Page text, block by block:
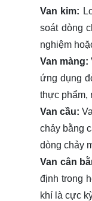
Van kim:
soát dòng
nghiệm
Van màng:
ứng dụng
thực phẩm,
Van cầu:
chảy bằng
dòng chảy
Van cân
định trong
khí là cực